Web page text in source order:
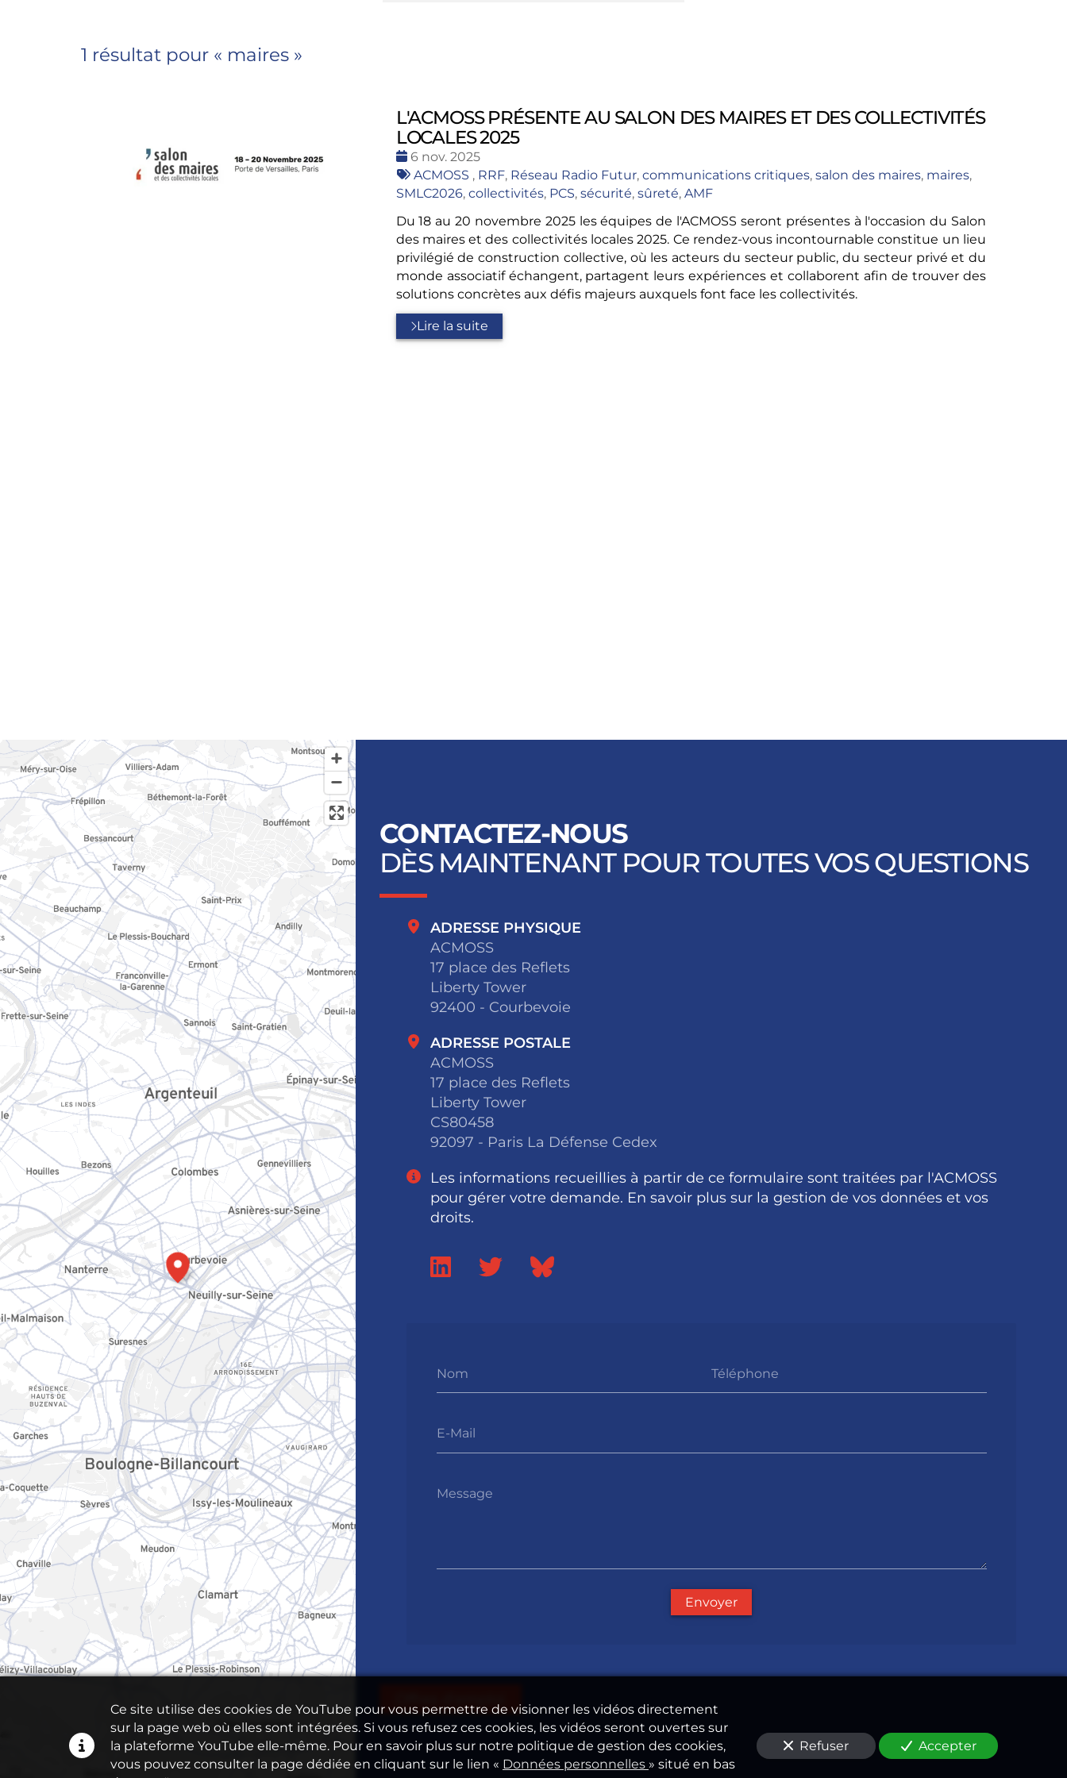
1 résultat pour « maires »
L'ACMOSS PRÉSENTE AU SALON DES MAIRES ET DES COLLECTIVITÉS
LOCALES 2025
Date
:
6 nov. 2025
Tags
:
ACMOSS , RRF, Réseau Radio Futur, communications critiques, salon des maires, maires,
SMLC2026, collectivités, PCS, sécurité, sûreté, AMF
Du 18 au 20 novembre 2025 les équipes de l'ACMOSS seront présentes à l'occasion du Salon
des maires et des collectivités locales 2025. Ce rendez-vous incontournable constitue un lieu
privilégié de construction collective, où les acteurs du secteur public, du secteur privé et du
monde associatif échangent, partagent leurs expériences et collaborent afin de trouver des
solutions concrètes aux défis majeurs auxquels font face les collectivités.
Lire la suite
CONTACTEZ-NOUS
DÈS MAINTENANT POUR TOUTES VOS QUESTIONS
Nom Téléphone
E-Mail
Message
Envoyer
ADRESSE PHYSIQUE
ACMOSS
17 place des Reflets
Liberty Tower
92400 - Courbevoie
ADRESSE POSTALE
ACMOSS
17 place des Reflets
Liberty Tower
CS80458
92097 - Paris La Défense Cedex
Les informations recueillies à partir de ce formulaire sont traitées par l'ACMOSS
pour gérer votre demande. En savoir plus sur la gestion de vos données et vos
droits.
Ce site utilise des cookies de YouTube pour vous permettre de visionner les vidéos directement
sur la page web où elles sont intégrées. Si vous refusez ces cookies, les vidéos seront ouvertes sur
la plateforme YouTube elle-même. Pour en savoir plus sur notre politique de gestion des cookies,
vous pouvez consulter la page dédiée en cliquant sur le lien « Données personnelles » situé en bas
Refuser Accepter